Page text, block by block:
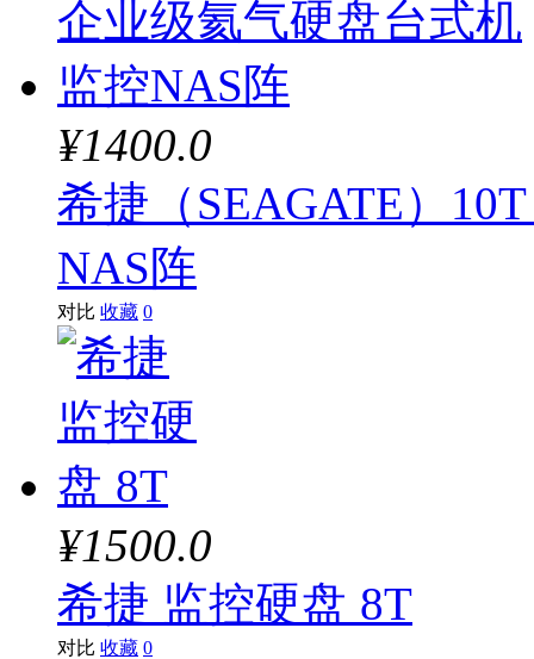
¥1400.0
希捷（SEAGATE）
NAS阵
对比 收藏 0
¥1500.0
希捷 监控硬盘 8T
对比 收藏 0